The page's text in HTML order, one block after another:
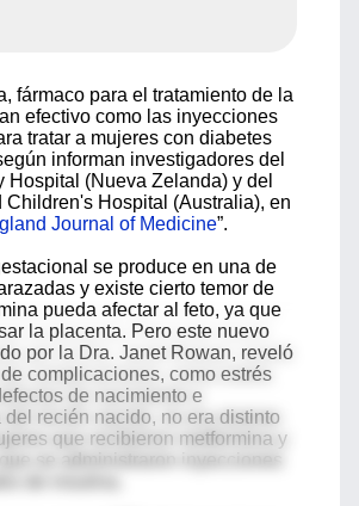
fármaco para el tratamiento de la
efectivo como las inyecciones
tratar a mujeres con diabetes
informan investigadores del
Hospital (Nueva Zelanda) y del
Children's Hospital (Australia), en
Journal of Medicine”.
se produce en una de
y existe cierto temor de
pueda afectar al feto, ya que
la placenta. Pero este nuevo
por la Dra. Janet Rowan, reveló
complicaciones, como estrés
de nacimiento e
del recién nacido, no era distinto
que recibieron metformina y